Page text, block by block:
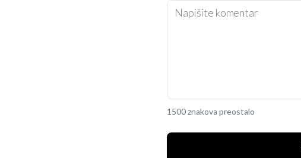
1500 znakova preostalo